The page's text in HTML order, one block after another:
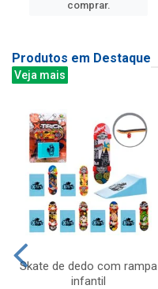
comprar.
Produtos em Destaque
Veja mais
Skate de dedo com rampa
infantil